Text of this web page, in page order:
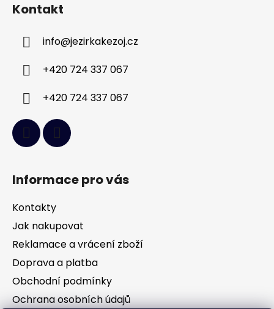
Kontakt
info@jezirkakezoj.cz
+420 724 337 067
+420 724 337 067
Informace pro vás
Kontakty
Jak nakupovat
Reklamace a vrácení zboží
Doprava a platba
Obchodní podmínky
Ochrana osobních údajů